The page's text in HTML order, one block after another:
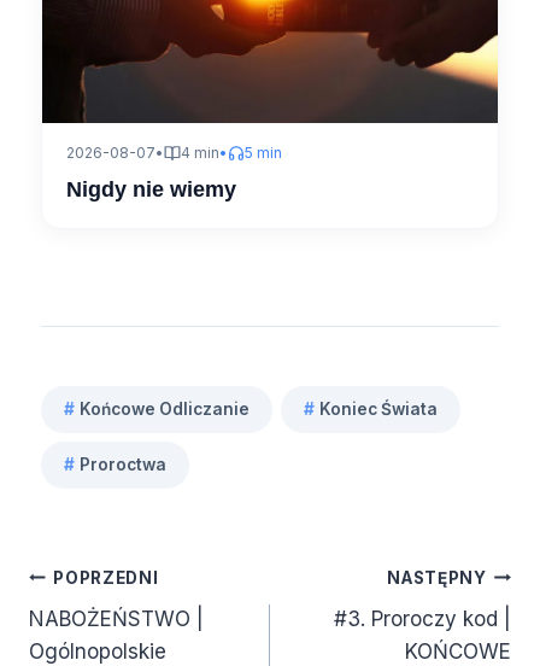
2026-08-07• 4 min• 5 min
Nigdy nie wiemy
# Końcowe Odliczanie # Koniec Świata
# Proroctwa
Nawigacja
wpisu
POPRZEDNI
NABOŻEŃSTWO |
Ogólnopolskie
NASTĘPNY
#3. Proroczy kod |
KOŃCOWE